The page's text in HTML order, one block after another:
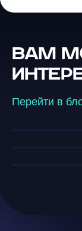
ВАМ
Перейти в
GSO —
Конец эры
мире AI-
Телеграм-